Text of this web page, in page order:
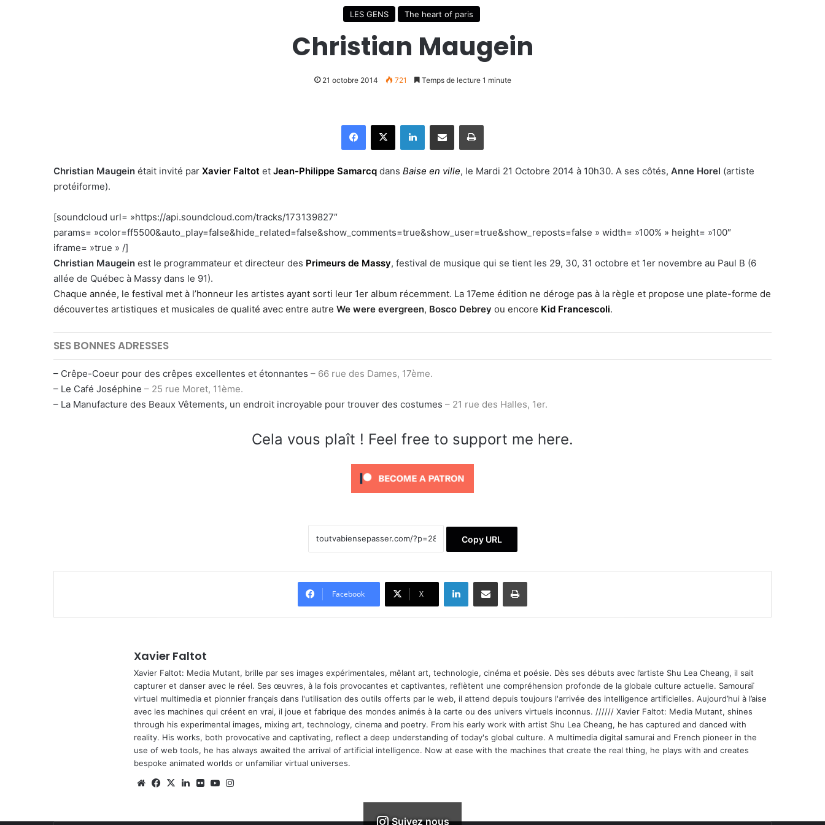
LES GENS The heart of paris
Christian Maugein
21 octobre 2014 721 Temps de lecture 1 minute
Christian Maugein était invité par Xavier Faltot et Jean-Philippe Samarcq dans Baise en ville, le Mardi 21 Octobre 2014 à 10h30. A ses côtés, Anne Horel (artiste
protéiforme).
[soundcloud url= »https://api.soundcloud.com/tracks/173139827″
params= »color=ff5500&auto_play=false&hide_related=false&show_comments=true&show_user=true&show_reposts=false » width= »100% » height= »100″
iframe= »true » /]
Christian Maugein est le programmateur et directeur des Primeurs de Massy, festival de musique qui se tient les 29, 30, 31 octobre et 1er novembre au Paul B (6
allée de Québec à Massy dans le 91).
Chaque année, le festival met à l’honneur les artistes ayant sorti leur 1er album récemment. La 17eme édition ne déroge pas à la règle et propose une plate-forme de
découvertes artistiques et musicales de qualité avec entre autre We were evergreen, Bosco Debrey ou encore Kid Francescoli.
SES BONNES ADRESSES
– Crêpe-Coeur pour des crêpes excellentes et étonnantes – 66 rue des Dames, 17ème.
– Le Café Joséphine – 25 rue Moret, 11ème.
– La Manufacture des Beaux Vêtements, un endroit incroyable pour trouver des costumes – 21 rue des Halles, 1er.
Cela vous plaît ! Feel free to support me here.
Copy URL
Facebook X
Xavier Faltot
Xavier Faltot: Media Mutant, brille par ses images expérimentales, mêlant art, technologie, cinéma et poésie. Dès ses débuts avec l’artiste Shu Lea Cheang, il sait
capturer et danser avec le réel. Ses œuvres, à la fois provocantes et captivantes, reflètent une compréhension profonde de la globale culture actuelle. Samouraï
virtuel multimedia et pionnier français dans l'utilisation des outils offerts par le web, il attend depuis toujours l'arrivée des intelligence artificielles. Aujourd’hui à l’aise
avec les machines qui créent en vrai, il joue et fabrique des mondes animés à la carte ou des univers virtuels inconnus. ////// Xavier Faltot: Media Mutant, shines
through his experimental images, mixing art, technology, cinema and poetry. From his early work with artist Shu Lea Cheang, he has captured and danced with
reality. His works, both provocative and captivating, reflect a deep understanding of today's global culture. A multimedia digital samurai and French pioneer in the
use of web tools, he has always awaited the arrival of artificial intelligence. Now at ease with the machines that create the real thing, he plays with and creates
bespoke animated worlds or unfamiliar virtual universes.
We Fa
X
Lin Fli Yo
Suivez nous